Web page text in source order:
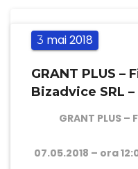
3 mai2018
GRANT PLUS
Bizadvice SRL
GRANT PLUS
07.05.2018 – ora